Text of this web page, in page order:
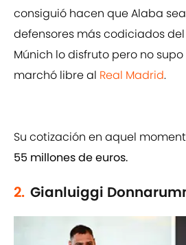
consiguió hacen que Alaba
defensores más codiciados del
Múnich lo disfruto pero no supo
marchó libre al Real Madrid.
Su cotización en aquel
55 millones de euros.
2. Gianluiggi